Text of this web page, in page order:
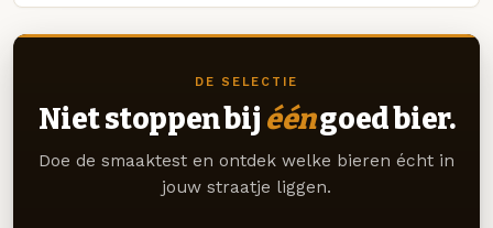
DE SELECTIE
Niet stoppen bij ééngoed bier.
Doe de smaaktest en ontdek welke bieren écht in
jouw straatje liggen.